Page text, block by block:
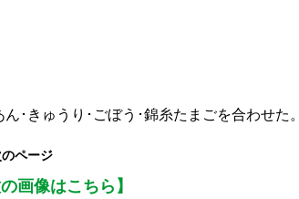
･きゅうり･ごぼう･錦糸たまごを合わせた。
ページ
画像はこちら】